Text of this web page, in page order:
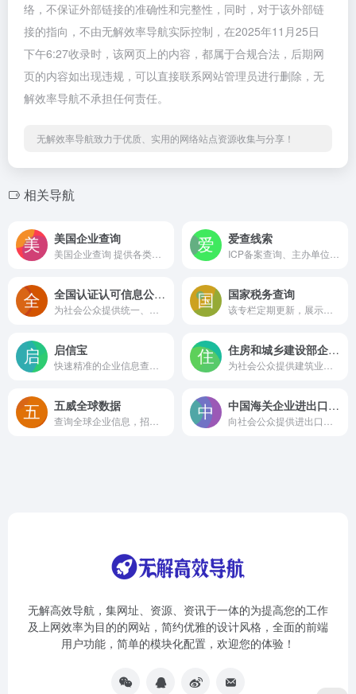
络，不保证外部链接的准确性和完整性，同时，对于该外部链
接的指向，不由无解效率导航实际控制，在2025年11月25日
下午6:27收录时，该网页上的内容，都属于合规合法，后期网
页的内容如出现违规，可以直接联系网站管理员进行删除，无
解效率导航不承担任何责任。
无解效率导航致力于优质、实用的网络站点资源收集与分享！
相关导航
美国企业查询 爱查线索
全国认证认可信息公共服务平台 国家税务查询
启信宝 住房和城乡建设部企业资质查询平台
五威全球数据 中国海关企业进出口信用信息公示平台
无解高效导航，集网址、资源、资讯于一体的为提高您的工作
及上网效率为目的的网站，简约优雅的设计风格，全面的前端
用户功能，简单的模块化配置，欢迎您的体验！